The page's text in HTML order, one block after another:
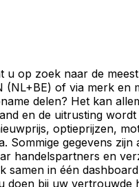
u op zoek naar de
of via merk en
delen? Het kan
en de uitrusting
optieprijzen,
Sommige gegevens
handelspartners en
samen in één
doen bij uw vertrouwde